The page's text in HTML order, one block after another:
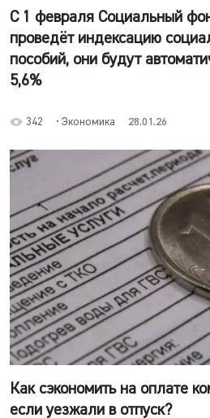
С 1 февраля Социальный
проведёт индексацию
пособий, они будут
5,6%
342 • Экономика 28.01.26
Как сэкономить на оплате
если уезжали в отпуск?